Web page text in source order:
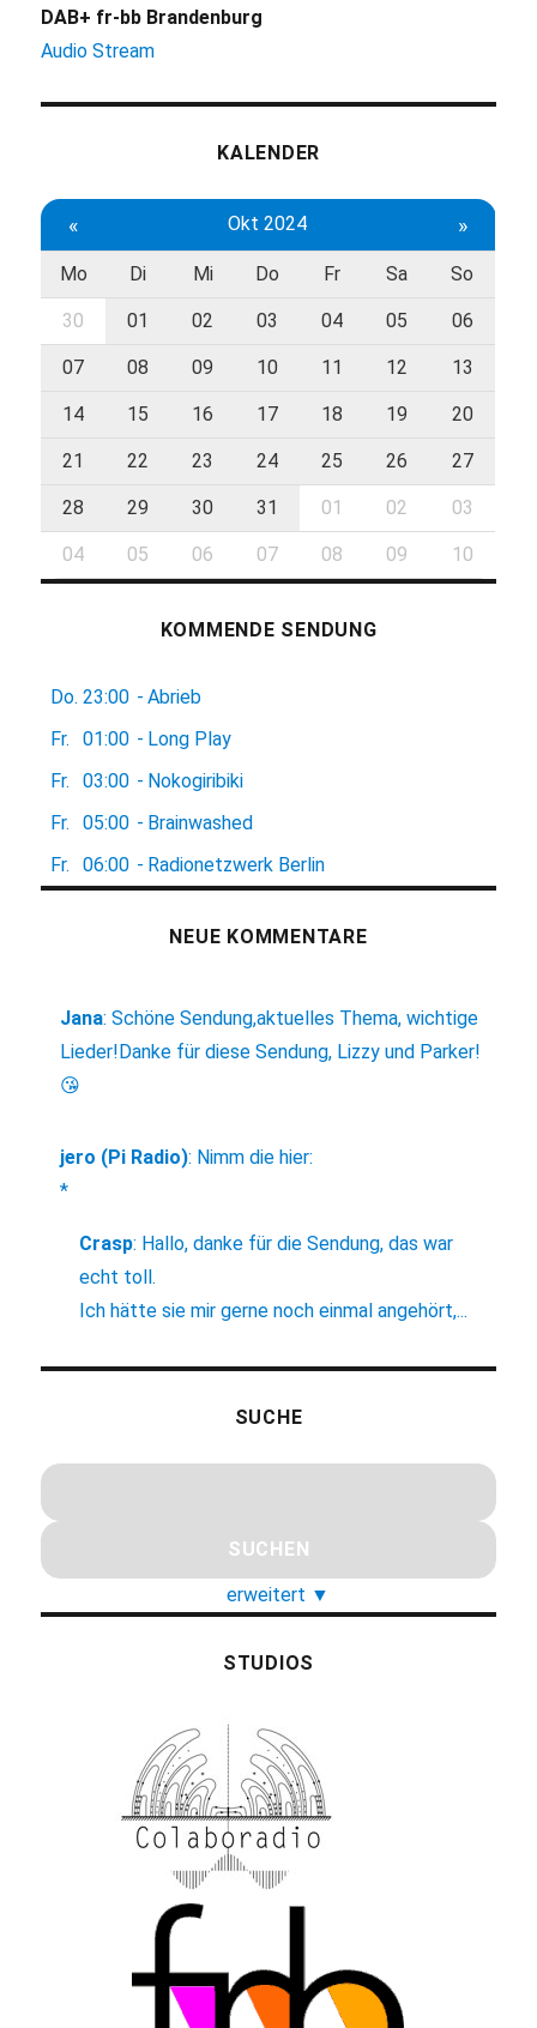
DAB+ fr-bb Brandenburg
Audio Stream
KALENDER
« Okt 2024 »
Mo Di Mi Do Fr Sa So
30 01 02 03 04 05 06
07 08 09 10 11 12 13
14 15 16 17 18 19 20
21 22 23 24 25 26 27
28 29 30 31 01 02 03
04 05 06 07 08 09 10
KOMMENDE SENDUNG
Do. 23:00 - Abrieb
Fr.
01:00 - Long Play
Fr.
03:00 - Nokogiribiki
Fr.
05:00 - Brainwashed
Fr.
06:00 - Radionetzwerk Berlin
NEUE KOMMENTARE
Jana:Schöne Sendung,aktuelles Thema, wichtige
Lieder!Danke für diese Sendung, Lizzy und Parker!
😘
jero (Pi Radio): Nimm die hier:
*
Crasp: Hallo, danke für die Sendung, das war
echt toll.
Ich hätte sie mir gerne noch einmal angehört,...
SUCHE
erweitert ▼
STUDIOS